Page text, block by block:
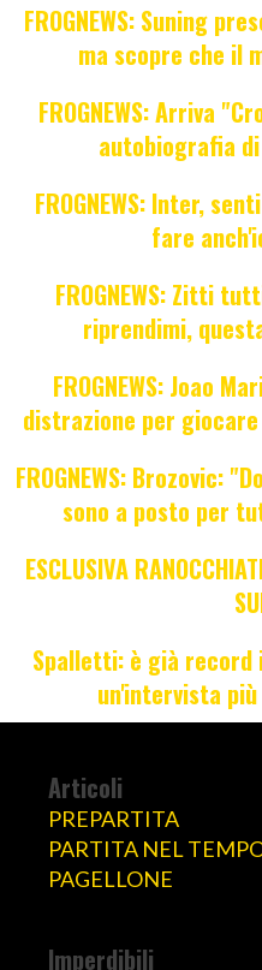
FROGNEWS: Suning
ma scopre che il
FROGNEWS: Arriva
autobiografia
FROGNEWS: Inter,
fare
FROGNEWS: Zitti
riprendimi,
FROGNEWS: Joao
distrazione per
FROGNEWS: Brozovic:
sono a posto per
ESCLUSIVA
Spalletti: è già
un'intervista
Articoli
PREPARTITA
PARTITA NEL
PAGELLONE
Imperdibili